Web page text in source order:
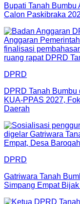
Bupati Tanah
Calon Paskibraka
DPRD
DPRD Tanah
KUA-PPAS 2027,
Daerah
DPRD
Gatriwara Tanah
Simpang Empat